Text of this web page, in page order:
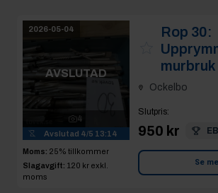
2026-05-04
AVSLUTAD
4
Avslutad 4/5 13:14
Moms: 25% tillkommer
Slagavgift: 120 kr exkl.
moms
Rop 30:
murbruk
Ockelbo
Slutpris:
950 kr
Se